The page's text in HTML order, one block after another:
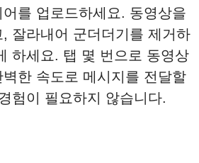
를 업로드하세요. 동영상을
잘라내어 군더더기를 제거하
하세요. 탭 몇 번으로 동영상
한 속도로 메시지를 전달할
험이 필요하지 않습니다.